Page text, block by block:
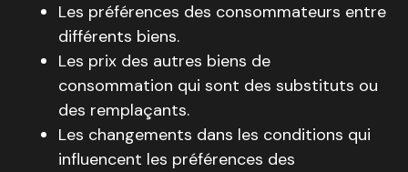
Les préférences des consommateurs entre
différents biens.
Les prix des autres biens de
consommation qui sont des substituts ou
des remplaçants.
Les changements dans les conditions qui
influencent les préférences des